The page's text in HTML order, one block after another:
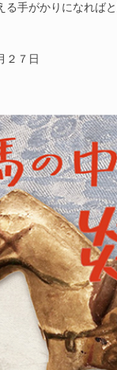
る手がかりになれば
２７日